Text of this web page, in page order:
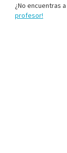
¿No encuentras
profesor!